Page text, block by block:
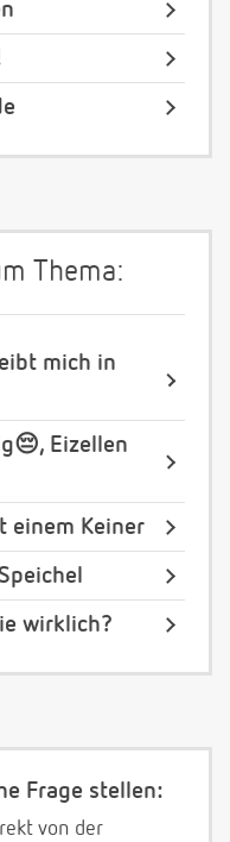
Thema:
mich in
Eizellen
einem Keiner
wirklich?
Frage stellen:
von der